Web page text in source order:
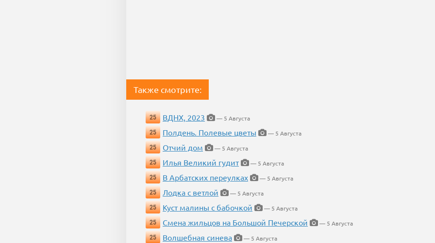
Также смотрите:
25 ВДНХ, 2023
— 5 Августа
25
Полдень. Полевые цветы
— 5 Августа
25
Отчий дом
— 5 Августа
25
Илья Великий гудит
— 5 Августа
25
В Арбатских переулках
— 5 Августа
25
Лодка с ветлой
— 5 Августа
25
Куст малины с бабочкой
— 5 Августа
25
Смена жильцов на Большой Печерской
— 5 Августа
25
Волшебная синева
— 5 Августа